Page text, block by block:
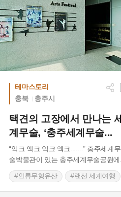
테마스토리
충북
충주시
택견의 고장에서 만나는 세
계무술, ‘충주세계무술...
“익크 엑크 익크 엑크.......” 충주세계무
술박물관이 있는 충주세계무술공원에
#인류무형유산 #랜선 세계여행
#충주 가볼만한곳 #충주 축제